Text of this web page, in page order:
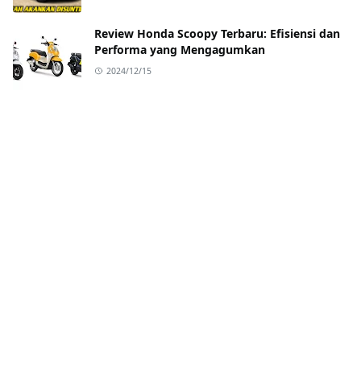
Review Honda Scoopy Terbaru: Efisiensi dan
Performa yang Mengagumkan
2024/12/15